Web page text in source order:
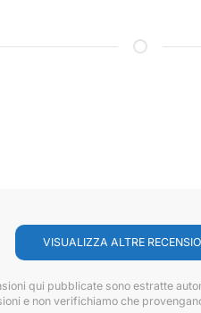
VISUALIZZA ALTRE
qui pubblicate sono estratte
e non verifichiamo che